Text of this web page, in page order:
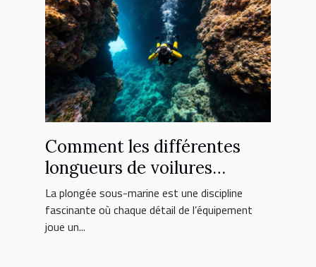
Comment les différentes
longueurs de voilures
influencent-elles la plongée
?
La plongée sous-marine est une discipline
fascinante où chaque détail de l’équipement
joue un...